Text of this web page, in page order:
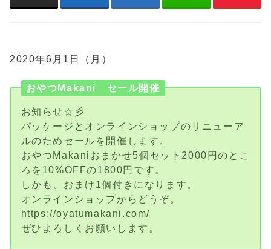
2020年6月1日（月）
おやつMakani セール開催
お知らせ☆彡
パッケージとオンラインショップのリニューア
ルのためセールを開催します。
おやつMakaniおまかせ5個セット2000円のとこ
ろを10%OFFの1800円です。
しかも、おまけ1個付きになります。
オンラインショップからどうぞ。
https://oyatumakani.com/
ぜひよろしくお願いします。